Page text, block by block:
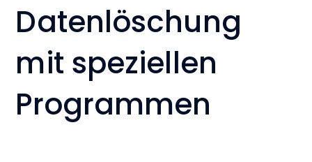
Datenlöschung
mit speziellen
Programmen